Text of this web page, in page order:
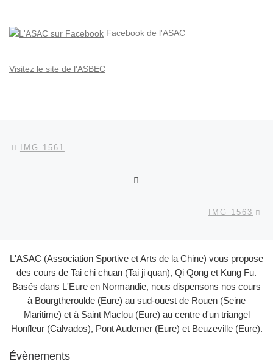
Facebook de l'ASAC
Visitez le site de l'ASBEC
Parcourir les articles
IMG 1561
IMG 1563
L'ASAC (Association Sportive et Arts de la Chine) vous propose
des cours de Tai chi chuan (Tai ji quan), Qi Qong et Kung Fu.
Basés dans L'Eure en Normandie, nous dispensons nos cours
à Bourgtheroulde (Eure) au sud-ouest de Rouen (Seine
Maritime) et à Saint Maclou (Eure) au centre d'un triangel
Honfleur (Calvados), Pont Audemer (Eure) et Beuzeville (Eure).
Évènements